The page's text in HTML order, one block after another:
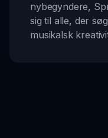
nybegyndere,
sig til alle, der
musikalsk